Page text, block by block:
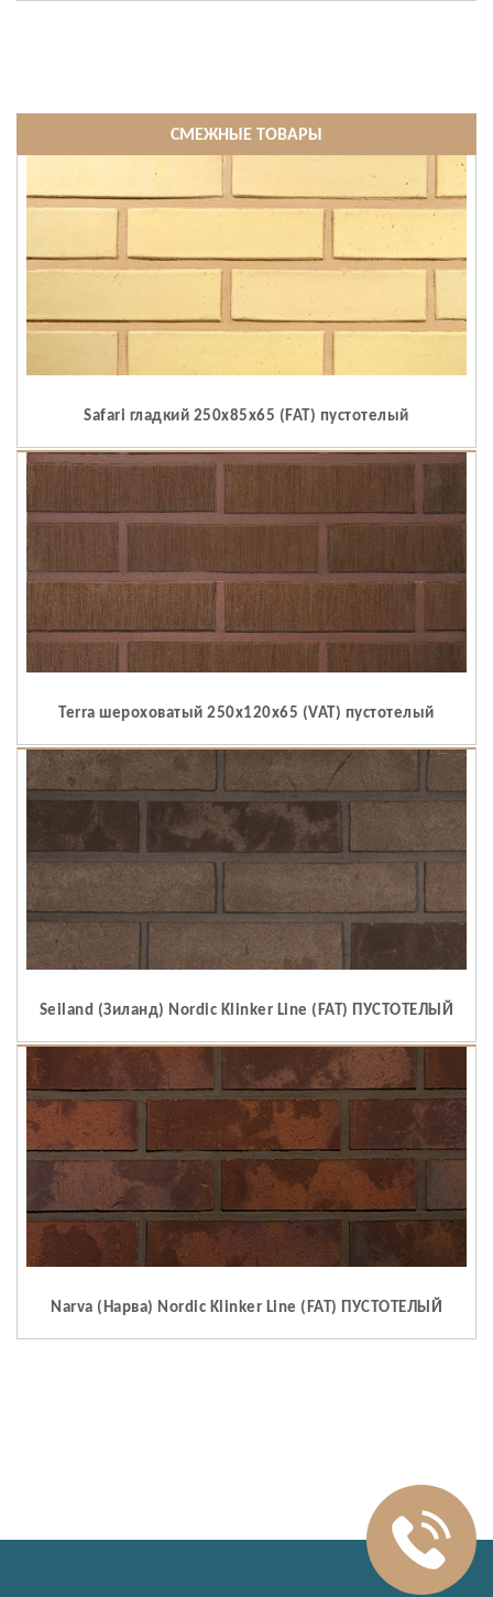
СМЕЖНЫЕ ТОВАРЫ
Safari гладкий 250x85x65 (FAT) пустотелый
Terra шероховатый 250x120x65 (VAT) пустотелый
Seiland (Зиланд) Nordic Klinker Line (FAT) ПУСТОТЕЛЫЙ
Narva (Нарва) Nordic Klinker Line (FAT) ПУСТОТЕЛЫЙ